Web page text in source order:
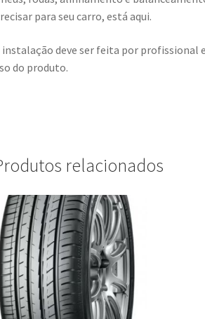
para seu carro, está aqui.
instalação deve ser feita por profissional
do produto.
relacionados